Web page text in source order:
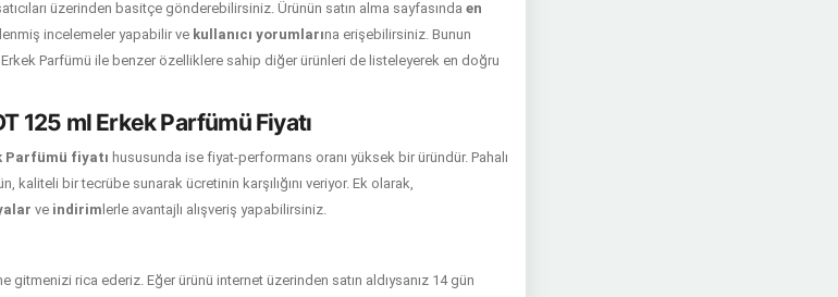
üzerinden basitçe gönderebilirsiniz. Ürünün satın alma sayfasında en
incelemeler yapabilir ve kullanıcı yorumlarına erişebilirsiniz. Bunun
Parfümü ile benzer özelliklere sahip diğer ürünleri de listeleyerek en doğru
125 ml Erkek Parfümü Fiyatı
Parfümü fiyatı hususunda ise fiyat-performans oranı yüksek bir üründür. Pahalı
bir tecrübe sunarak ücretinin karşılığını veriyor. Ek olarak,
ve indirim lerle avantajlı alışveriş yapabilirsiniz.
gitmenizi rica ederiz. Eğer ürünü internet üzerinden satın aldıysanız 14 gün